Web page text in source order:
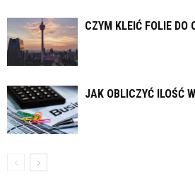
CZYM KLEIĆ FOLIE DO
JAK OBLICZYĆ ILOŚĆ